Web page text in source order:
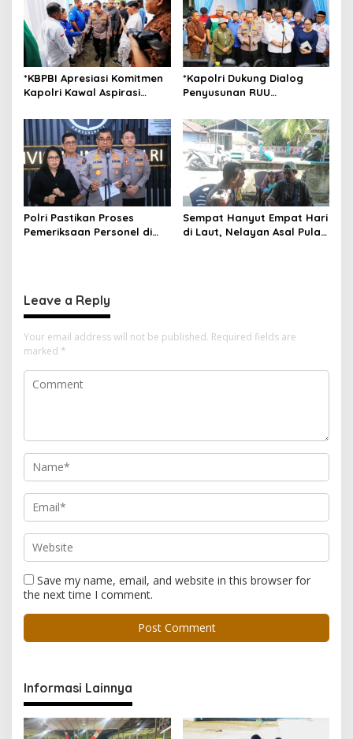
*KBPBI Apresiasi Komitmen
Kapolri Kawal Aspirasi
Ketenagakerjaan*
*Kapolri Dukung Dialog
Penyusunan RUU
Jembatan Aspirasi Buruh*
Polri Pastikan Proses
Pemeriksaan Personel di
Sempat Hanyut Empat Hari
di Laut, Nelayan Asal Pulau
Leave a Reply
Your email address will not be published. Required fields are
marked *
Save my name, email, and website in this browser for
the next time I comment.
Informasi Lainnya